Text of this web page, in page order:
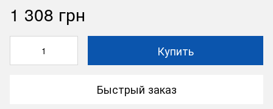
1 308 грн
Купить
Быстрый заказ